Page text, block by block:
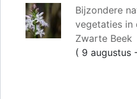
Bijzondere
vegetaties in
Zwarte Beek
( 9 augustus